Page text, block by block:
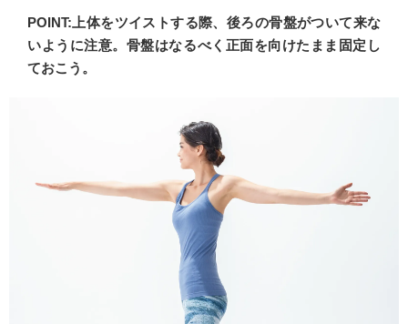
POINT:上体をツイストする際、後ろの骨盤がついて来な
いように注意。骨盤はなるべく正面を向けたまま固定し
ておこう。